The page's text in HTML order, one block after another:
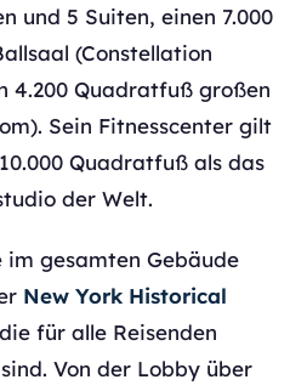
und 5 Suiten, einen 7.000
(Constellation
4.200 Quadratfuß großen
Sein Fitnesscenter gilt
Quadratfuß als das
der Welt.
im gesamten Gebäude
New York Historical
für alle Reisenden
Von der Lobby über